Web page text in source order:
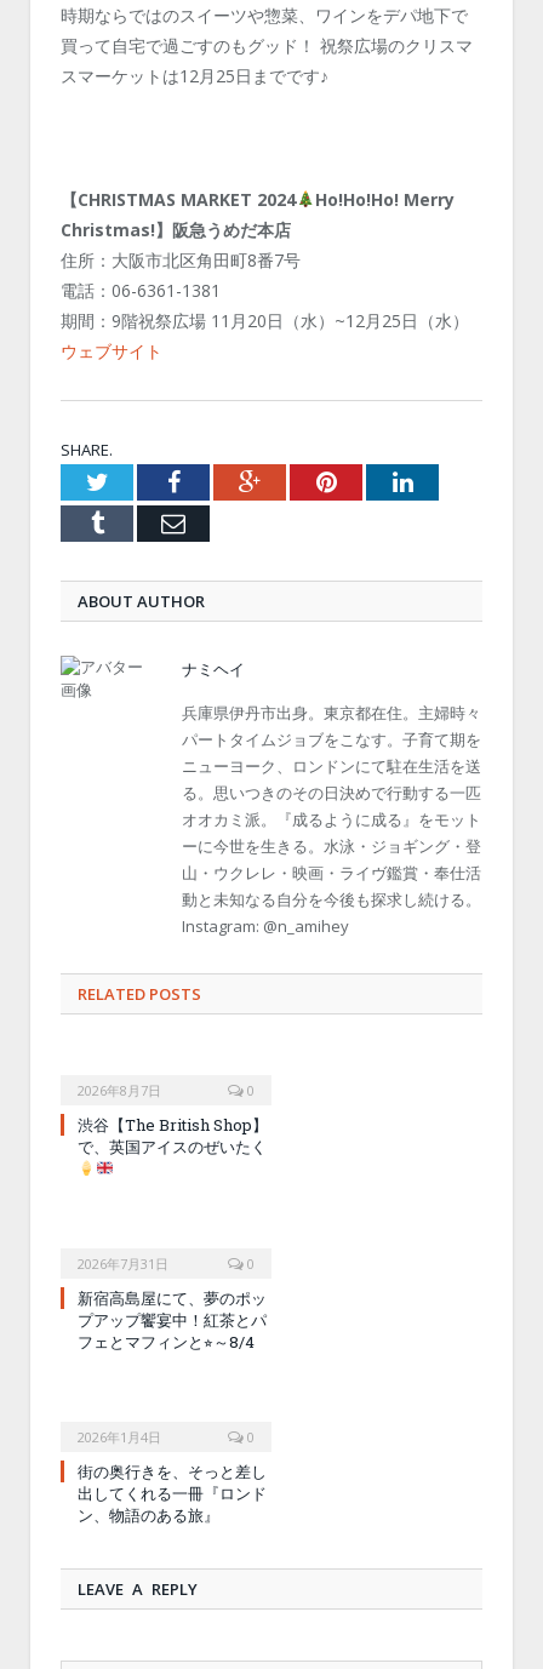
時期ならではのスイーツや惣菜、ワインをデパ地下で
買って自宅で過ごすのもグッド！ 祝祭広場のクリスマ
スマーケットは12月25日までです♪
【CHRISTMAS MARKET 2024
Ho!Ho!Ho! Merry
Christmas!】阪急うめだ本店
住所：大阪市北区角田町8番7号
電話：06-6361-1381
期間：9階祝祭広場 11月20日（水）~12月25日（水）
ウェブサイト
SHARE.
TwitterFacebookGoogle+PinterestLinkedIn
Tumblr Email
ABOUT AUTHOR
ナミヘイ
兵庫県伊丹市出身。東京都在住。主婦時々
パートタイムジョブをこなす。子育て期を
ニューヨーク、ロンドンにて駐在生活を送
る。思いつきのその日決めで行動する一匹
オオカミ派。『成るように成る』をモット
ーに今世を生きる。水泳・ジョギング・登
山・ウクレレ・映画・ライヴ鑑賞・奉仕活
動と未知なる自分を今後も探求し続ける。
Instagram: @n_amihey
RELATED POSTS
2026年8月7日 0
渋谷【The British Shop】
で、英国アイスのぜいたく
2026年7月31日 0
新宿高島屋にて、夢のポッ
プアップ饗宴中！紅茶とパ
フェとマフィンと⭐︎～8/4
2026年1月4日 0
街の奥行きを、そっと差し
出してくれる一冊『ロンド
ン、物語のある旅』
LEAVE A REPLY